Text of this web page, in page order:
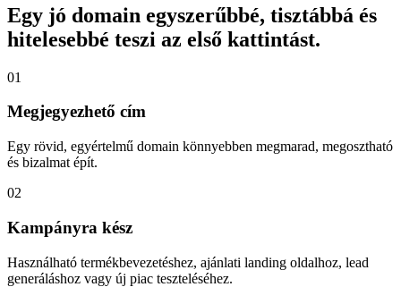
Egy jó domain egyszerűbbé, tisztábbá és
hitelesebbé teszi az első kattintást.
01
Megjegyezhető cím
Egy rövid, egyértelmű domain könnyebben megmarad, megosztható
és bizalmat épít.
02
Kampányra kész
Használható termékbevezetéshez, ajánlati landing oldalhoz, lead
generáláshoz vagy új piac teszteléséhez.